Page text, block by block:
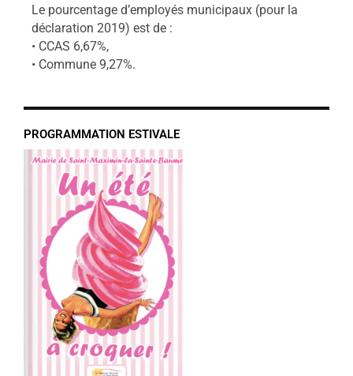
PROGRAMMATION ESTIVALE
Le pourcentage d’employés municipaux (pour la
déclaration 2019) est de :
• CCAS 6,67%,
• Commune 9,27%.